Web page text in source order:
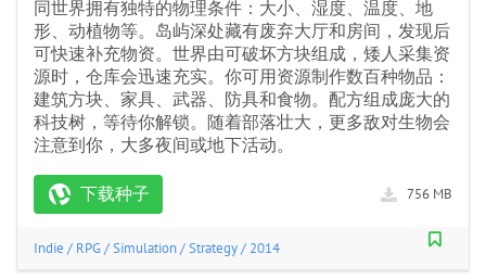
同世界拥有独特的物理条件：大小、湿度、温度、地
形、动植物等。岛屿深处藏有废弃大厅和房间，发现后
可快速补充物资。世界由可破坏方块组成，矮人采集资
源时，仓库会迅速充实。你可用资源制作数百种物品：
建筑方块、家具、武器、防具和食物。配方组成庞大的
科技树，等待你解锁。随着部落壮大，更多敌对生物会
注意到你，大多夜间或地下活动。
下载种子 756 MB
Indie / RPG/Simulation/Strategy/ 2014